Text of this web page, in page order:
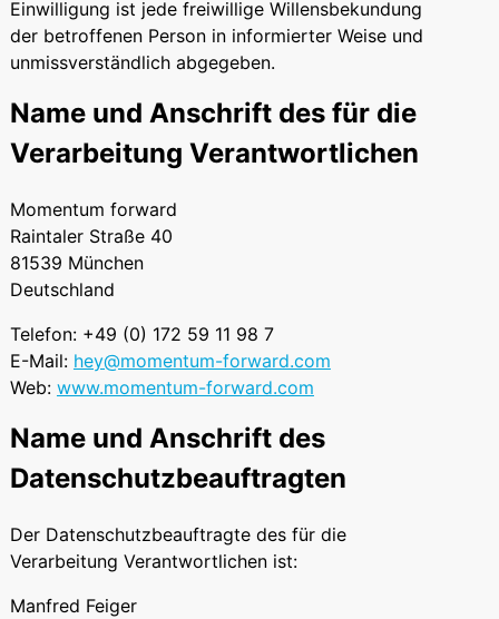
Einwilligung ist jede freiwillige Willensbekundung
der betroffenen Person in informierter Weise und
unmissverständlich abgegeben.
Name und Anschrift des für die
Verarbeitung Verantwortlichen
Momentum forward
Raintaler Straße 40
81539 München
Deutschland
Telefon: +49 (0) 172 59 11 98 7
E-Mail: hey@momentum-forward.com
Web: www.momentum-forward.com
Name und Anschrift des
Datenschutzbeauftragten
Der Datenschutzbeauftragte des für die
Verarbeitung Verantwortlichen ist:
Manfred Feiger